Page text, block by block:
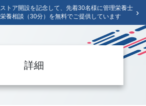
トア開設を記念して、先着30名様に管理栄養士
養相談（30分）を無料でご提供しています
›
詳細